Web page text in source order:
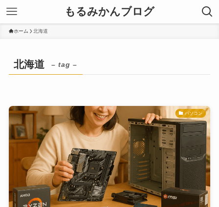
もるみかんブログ
ホーム 北海道
北海道 – tag –
パソコン